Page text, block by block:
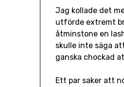
Jag kollade det
utförde extremt
åtminstone en
skulle inte säga
ganska chockad
Ett par saker att